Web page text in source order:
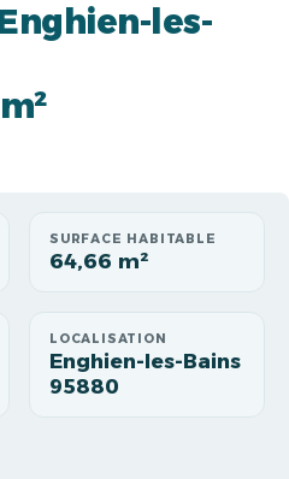
les-
SURFACE HABITABLE
64,66 m²
LOCALISATION
Enghien-les-Bains
95880